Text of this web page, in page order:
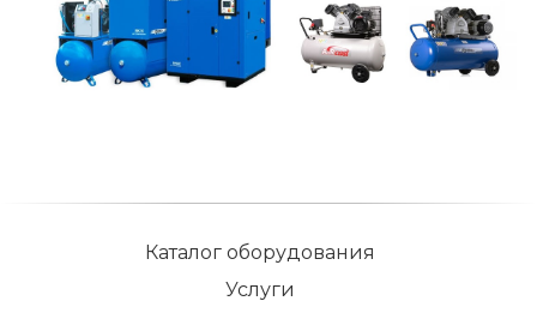
Каталог оборудования
Услуги